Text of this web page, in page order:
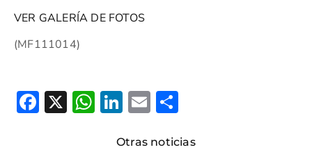
VER GALERÍA DE FOTOS
(MF111014)
Facebook
X WhatsApp
LinkedIn
Email
Otras noticias